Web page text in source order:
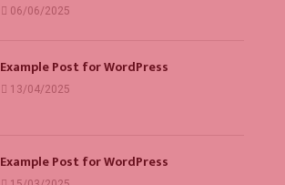
06/06/2025
Example Post for WordPress
13/04/2025
Example Post for WordPress